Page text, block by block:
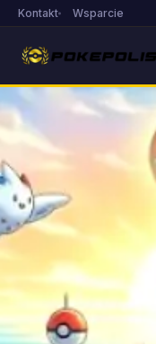
Kontakt Wsparcie